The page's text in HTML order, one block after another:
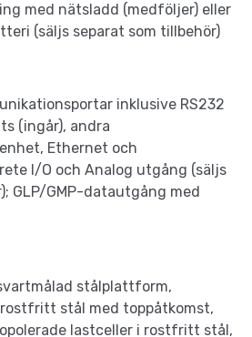
med nätsladd (medföljer) eller
(säljs separat som tillbehör)
inklusive RS232
(ingår), andra
Ethernet och
I/O och Analog utgång (säljs
GLP/GMP-datautgång med
stålplattform,
rostfritt stål med toppåtkomst,
lastceller i rostfritt stål,